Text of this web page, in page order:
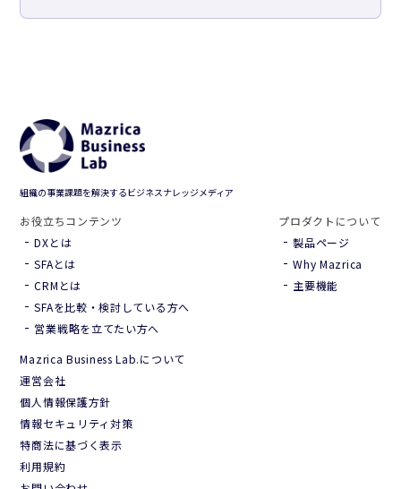
組織の事業課題を解決するビジネスナレッジメディア
お役立ちコンテンツ
DXとは
SFAとは
CRMとは
SFAを比較・検討している方へ
営業戦略を立てたい方へ
プロダクトについて
製品ページ
Why Mazrica
主要機能
Mazrica Business Lab.について
運営会社
個人情報保護方針
情報セキュリティ対策
特商法に基づく表示
利用規約
Hana（お客さま専用AI）
デモ予約